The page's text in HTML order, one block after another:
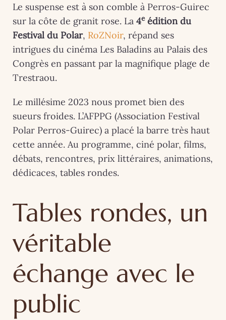
Le suspense est à son comble à Perros-Guirec
sur la côte de granit rose. La 4eédition du
Festival du Polar, RoZNoir, répand ses
intrigues du cinéma Les Baladins au Palais des
Congrès en passant par la magnifique plage de
Trestraou.
Le millésime 2023 nous promet bien des
sueurs froides. L’AFPPG (Association Festival
Polar Perros-Guirec) a placé la barre très haut
cette année. Au programme, ciné polar, films,
débats, rencontres, prix littéraires, animations,
dédicaces, tables rondes.
Tables rondes, un
véritable
échange avec le
public